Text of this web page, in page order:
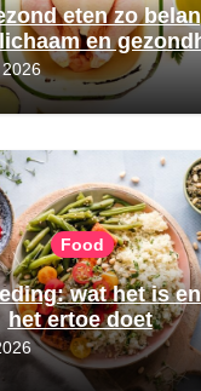
eten zo
en
Food
wat het is
het ertoe doet